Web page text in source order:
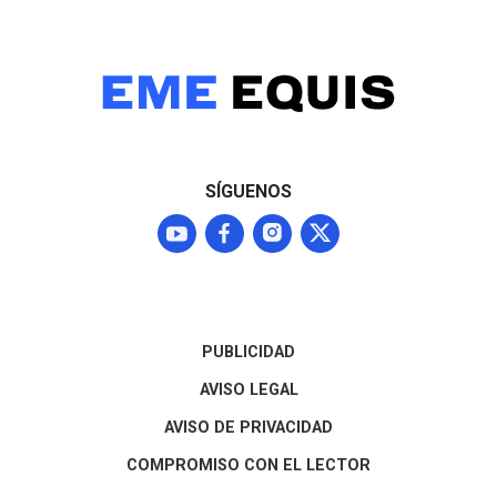
excesos y autocomisiones
autorizadas por el propio
de los habitantes vive en
pobreza y padece graves
SÍGUENOS
PUBLICIDAD
AVISO LEGAL
AVISO DE PRIVACIDAD
COMPROMISO CON EL LECTOR